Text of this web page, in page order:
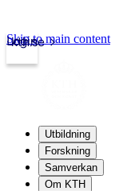
kth.se
Login
Skip to main content
Utbildning
Forskning
Samverkan
Om KTH